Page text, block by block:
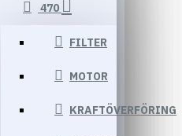
470
FILTER
MOTOR
KRAFTÖVERFÖRING